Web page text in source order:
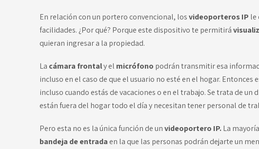
En relación con un portero convencional, losvideoporteros IP le
facilidades. ¿Por qué? Porque este dispositivo te permitirá
quieran ingresar a la propiedad.
La cámara frontaly el micrófono podrán transmitir esa
incluso en el caso de que el usuario no esté en el hogar.
incluso cuando estás de vacaciones o en el trabajo. Se trata de
están fuera del hogar todo el día y necesitan tener personal de
Pero esta no es la única función de unvideoportero IP.La
bandeja de entrada en la que las personas podrán dejarte un